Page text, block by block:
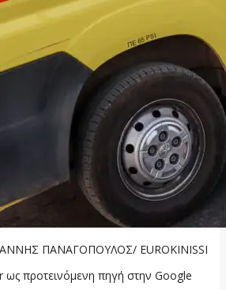
ΠΑΝΑΓΟΠΟΥΛΟΣ/ EUROKINISSI
προτεινόμενη πηγή στην Google